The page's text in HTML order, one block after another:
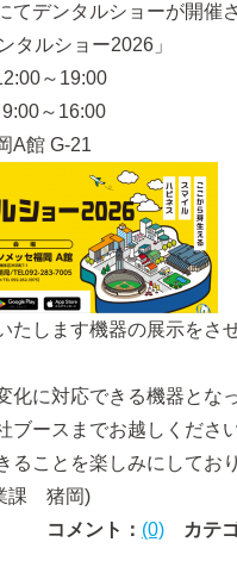
てデンタルショーが開催
タルショー2026」
～19:00
～16:00
A館 G-21
たします機器の展示をさ
化に対応できる機器とな
ブースまでお越しください
ることを楽しみにしてお
課 猪岡)
コメント： (0) カテ